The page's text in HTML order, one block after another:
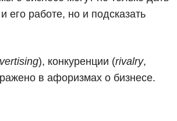
его работе, но и подсказать
), конкуренции (rivalry,
в афоризмах о бизнесе.